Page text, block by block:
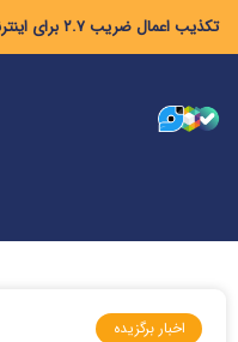
تکذیب اعمال ضریب ۲.۷ برای اینترنت بین‌الملل از سوی سازمان تنظیم مقررات
اخبار برگزیده